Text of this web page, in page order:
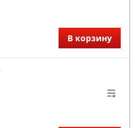
В корзину